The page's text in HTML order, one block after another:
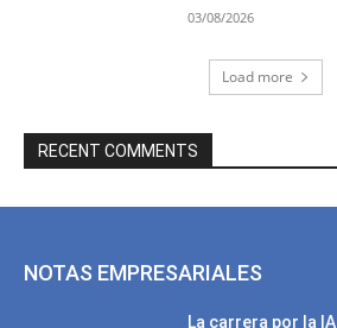
03/08/2026
Load more
RECENT COMMENTS
NOTAS EMPRESARIALES
La carrera por la